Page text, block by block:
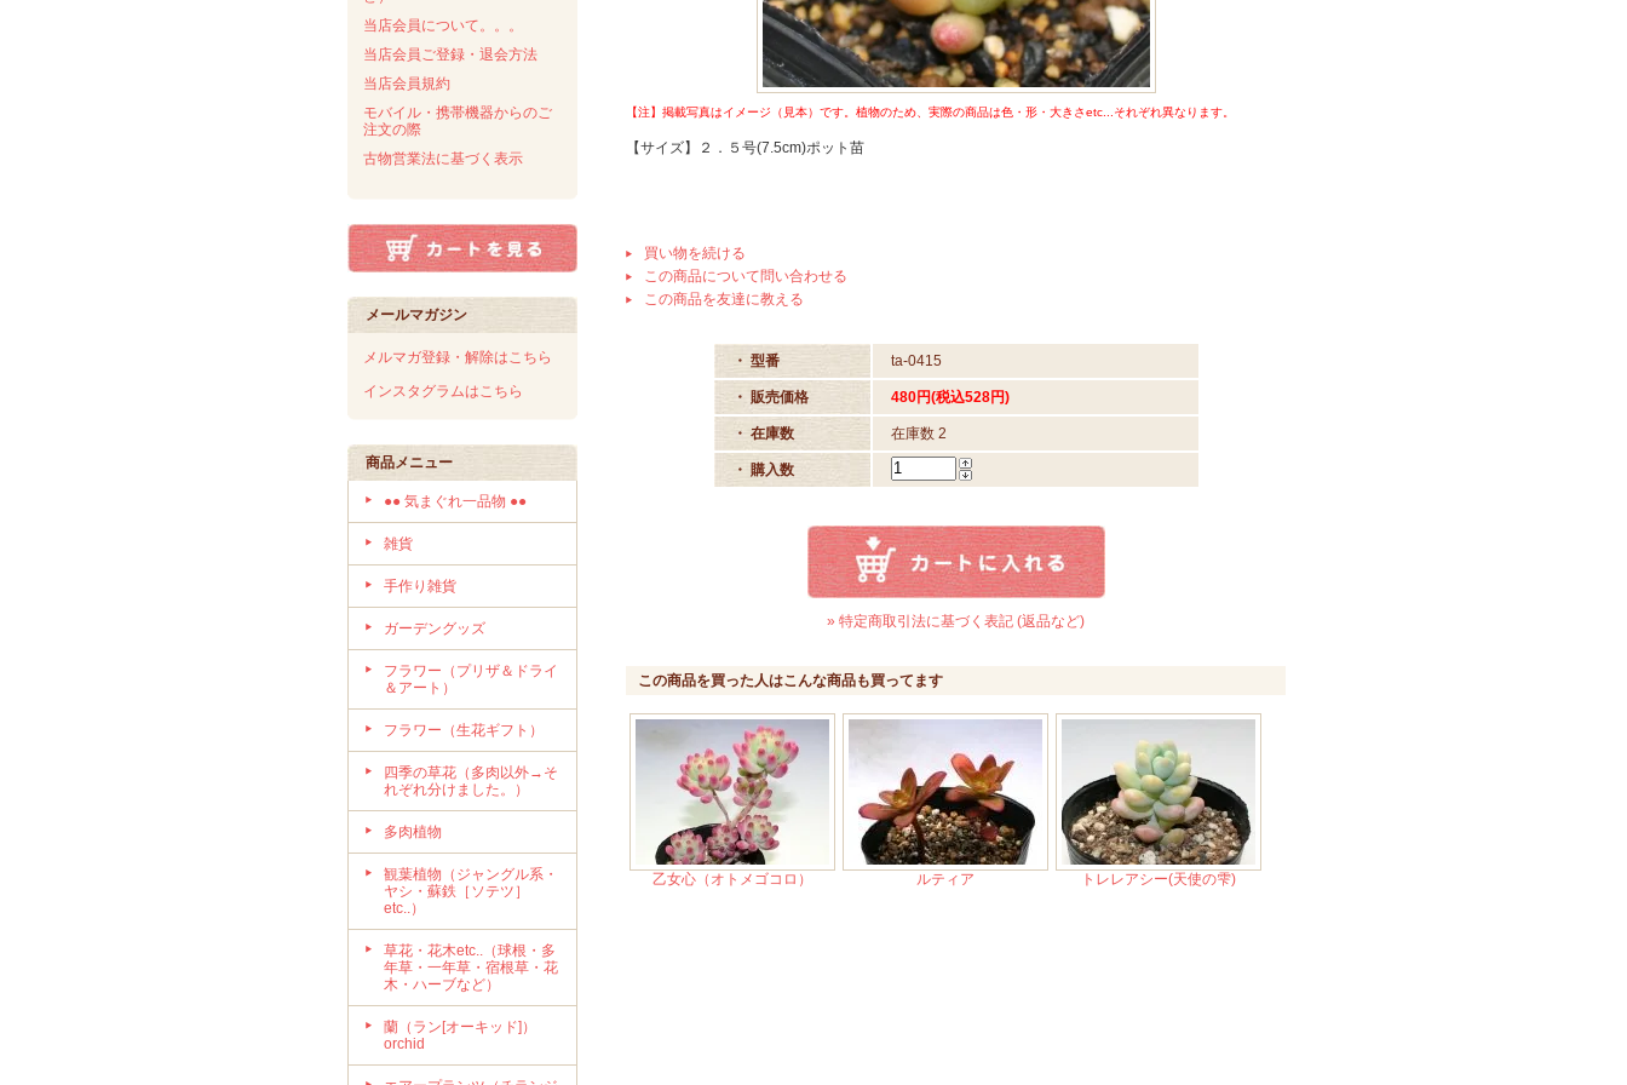
当店会員について。。。
当店会員ご登録・退会方法
当店会員規約
モバイル・携帯機器からのご
注文の際
古物営業法に基づく表示
メールマガジン
メルマガ登録・解除はこちら
インスタグラムはこちら
商品メニュー
●● 気まぐれ一品物 ●●
雑貨
手作り雑貨
ガーデングッズ
フラワー（プリザ＆ドライ
＆アート）
フラワー（生花ギフト）
四季の草花（多肉以外→そ
れぞれ分けました。）
多肉植物
観葉植物（ジャングル系・
ヤシ・蘇鉄［ソテツ］
etc..）
草花・花木etc..（球根・多
年草・一年草・宿根草・花
木・ハーブなど）
蘭（ラン[オーキッド]）
orchid
【注】掲載写真はイメージ（見本）です。植物のため、実際の商品は色・形・大きさetc...それぞれ異なります。
【サイズ】２．５号(7.5cm)ポット苗
買い物を続ける
この商品について問い合わせる
この商品を友達に教える
・ 型番 ta-0415
・ 販売価格 480円(税込528円)
・ 在庫数 在庫数 2
・ 購入数
» 特定商取引法に基づく表記 (返品など)
この商品を買った人はこんな商品も買ってます
乙女心（オトメゴコロ） ルティア トレレアシー(天使の雫)